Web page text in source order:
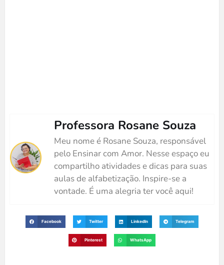
Professora Rosane Souza
Meu nome é Rosane Souza, responsável
pelo Ensinar com Amor. Nesse espaço eu
compartilho atividades e dicas para suas
aulas de alfabetização. Inspire-se a
vontade. É uma alegria ter você aqui!
Facebook Twitter LinkedIn Telegram
Pinterest WhatsApp